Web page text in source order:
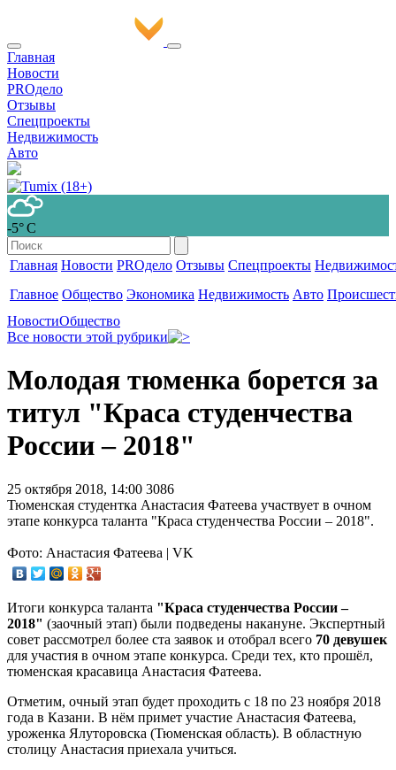
Главная
Новости
PROдело
Отзывы
Спецпроекты
Недвижимость
Авто
-5° С
Главная Новости PROдело Отзывы Спецпроекты
Главное Общество Экономика Недвижимость Авто
НовостиОбщество
Все новости этой рубрики
Молодая тюменка борется за
титул "Краса студенчества
России – 2018"
25 октября 2018, 14:00 3086
Тюменская студентка Анастасия Фатеева участвует в очном
этапе конкурса таланта "Краса студенчества России – 2018".
Фото: Анастасия Фатеева | VK
Итоги конкурса таланта "Краса студенчества России –
2018" (заочный этап) были подведены накануне. Экспертный
совет рассмотрел более ста заявок и отобрал всего 70 девушек
для участия в очном этапе конкурса. Среди тех, кто прошёл,
тюменская красавица Анастасия Фатеева.
Отметим, очный этап будет проходить с 18 по 23 ноября 2018
года в Казани. В нём примет участие Анастасия Фатеева,
уроженка Ялуторовска (Тюменская область). В областную
столицу Анастасия приехала учиться.